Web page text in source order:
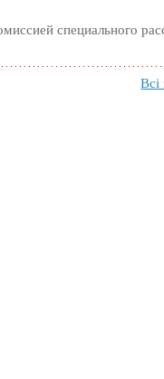
специального
Всі